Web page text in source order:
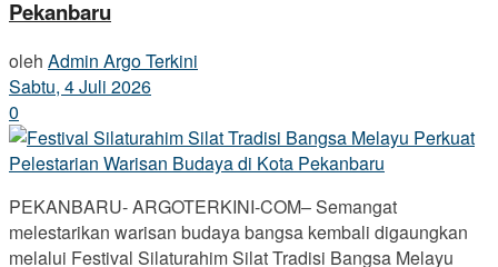
Pekanbaru
oleh Admin Argo Terkini
Sabtu, 4 Juli 2026
0
PEKANBARU- ARGOTERKINI-COM– Semangat
melestarikan warisan budaya bangsa kembali digaungkan
melalui Festival Silaturahim Silat Tradisi Bangsa Melayu